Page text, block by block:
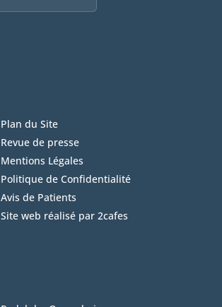
Plan du Site
Revue de presse
Mentions Légales
Politique de Confidentialité
Avis de Patients
Site web réalisé par 2cafes